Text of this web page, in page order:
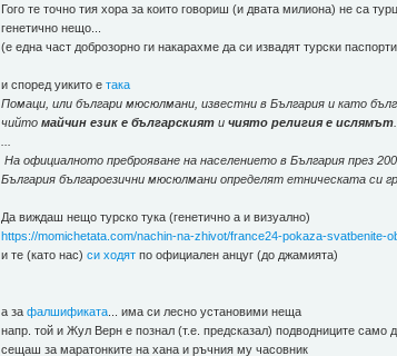
Гого те точно тия хора за които говориш (и двата милиона) не са
генетично нещо...
(е една част доброзорно ги накарахме да си извадят турски
и според уикито етака
Помаци, или българи мюсюлмани, известни в България и като
чийтомайчин език е българският ичиято религия е ислямът.
...
На официалното преброяване на населението в България през
България българоезични мюсюлмани определят етническата си
Да виждаш нещо турско тука (генетично а и визуално)
https://momichetata.com/nachin-na-zhivot/france24-pokaza-svatbenite-
и те (като нас)си ходят по официален анцуг (до джамията)
а зафалшификата... има си лесно установими неща
напр. той и Жул Верн е познал (т.е. предсказал) подводниците
сещаш за маратонките на хана и ръчния му часовник